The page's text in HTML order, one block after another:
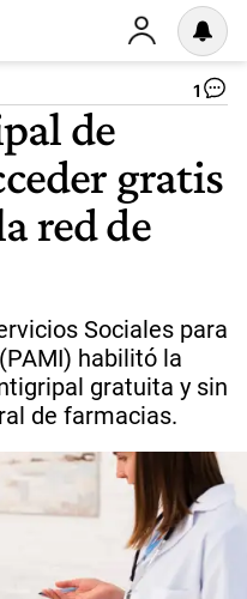
1
de
gratis
red de
Sociales para
habilitó la
gratuita y sin
de farmacias.